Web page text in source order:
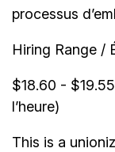
processus
Hiring Range /
$18.60 -
l’heure)
This is a